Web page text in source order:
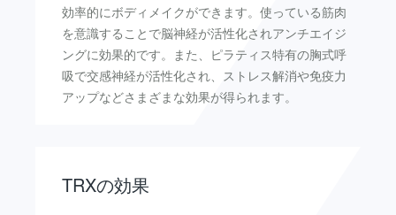
効率的にボディメイクができます。使っている筋肉
を意識することで脳神経が活性化されアンチエイジ
ングに効果的です。また、ピラティス特有の胸式呼
吸で交感神経が活性化され、ストレス解消や免疫力
アップなどさまざまな効果が得られます。
TRXの効果